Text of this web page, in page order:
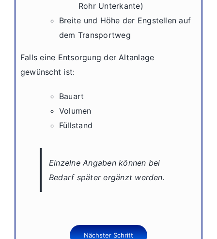
Rohr Unterkante)
Breite und Höhe der Engstellen auf
dem Transportweg
Falls eine Entsorgung der Altanlage
gewünscht ist:
Bauart
Volumen
Füllstand
Einzelne Angaben können bei
Bedarf später ergänzt werden.
Nächster Schritt